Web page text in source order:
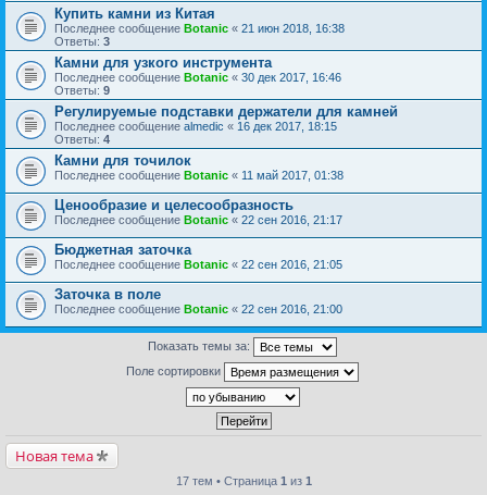
Купить камни из Китая
Последнее сообщение Botanic « 21 июн 2018, 16:38
Ответы: 3
Камни для узкого инструмента
Последнее сообщение Botanic « 30 дек 2017, 16:46
Ответы: 9
Регулируемые подставки держатели для камней
Последнее сообщение almedic « 16 дек 2017, 18:15
Ответы: 4
Камни для точилок
Последнее сообщение Botanic « 11 май 2017, 01:38
Ценообразие и целесообразность
Последнее сообщение Botanic « 22 сен 2016, 21:17
Бюджетная заточка
Последнее сообщение Botanic « 22 сен 2016, 21:05
Заточка в поле
Последнее сообщение Botanic « 22 сен 2016, 21:00
Показать темы за:
Поле сортировки
Новая тема
17 тем • Страница 1 из 1